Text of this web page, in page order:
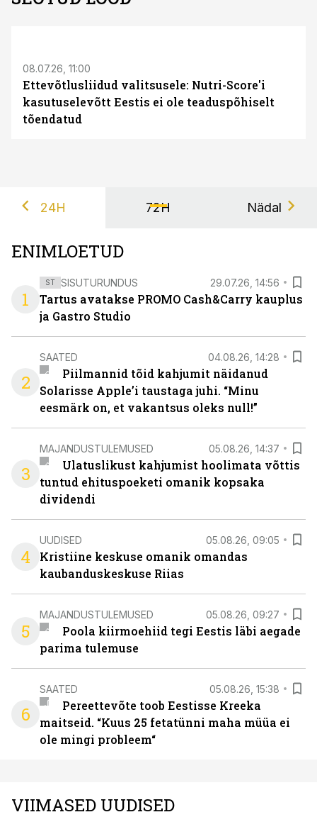
08.07.26, 11:00
Ettevõtlusliidud valitsusele: Nutri-Score'i
kasutuselevõtt Eestis ei ole teaduspõhiselt
tõendatud
24H 72H Nädal
ENIMLOETUD
1
ST SISUTURUNDUS 29.07.26, 14:56
Tartus avatakse PROMO Cash&Carry kauplus
ja Gastro Studio
2
SAATED 04.08.26, 14:28
Piilmannid tõid kahjumit näidanud
Solarisse Apple’i taustaga juhi. “Minu
eesmärk on, et vakantsus oleks null!”
3
MAJANDUSTULEMUSED 05.08.26, 14:37
Ulatuslikust kahjumist hoolimata võttis
tuntud ehituspoeketi omanik kopsaka
dividendi
4
UUDISED 05.08.26, 09:05
Kristiine keskuse omanik omandas
kaubanduskeskuse Riias
5
MAJANDUSTULEMUSED 05.08.26, 09:27
Poola kiirmoehiid tegi Eestis läbi aegade
parima tulemuse
6
SAATED 05.08.26, 15:38
Pereettevõte toob Eestisse Kreeka
maitseid. “Kuus 25 fetatünni maha müüa ei
ole mingi probleem“
VIIMASED UUDISED